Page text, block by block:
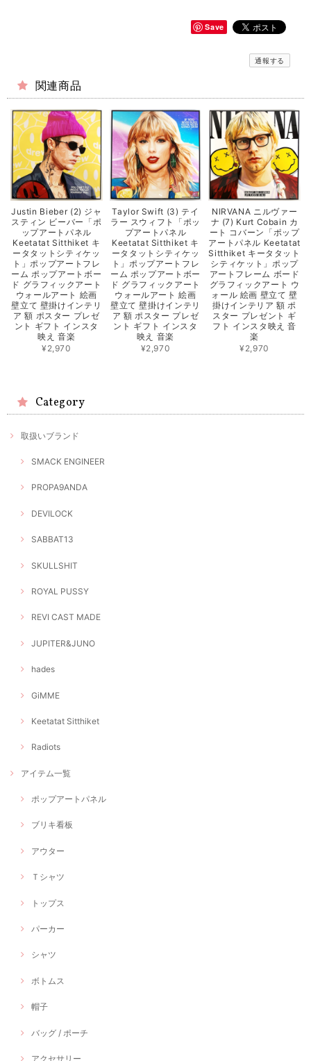
Save
通報する
関連商品
Justin Bieber (2) ジャ
スティン ビーバー「ポ
ップアートパネル
Keetatat Sitthiket キ
ータタットシティケッ
ト」ポップアートフレ
ーム ポップアートボー
ド グラフィックアート
ウォールアート 絵画
壁立て 壁掛けインテリ
ア 額 ポスター プレゼ
ント ギフト インスタ
映え 音楽
¥2,970
Taylor Swift (3) テイ
ラー スウィフト「ポッ
プアートパネル
Keetatat Sitthiket キ
ータタットシティケッ
ト」ポップアートフレ
ーム ポップアートボー
ド グラフィックアート
ウォールアート 絵画
壁立て 壁掛けインテリ
ア 額 ポスター プレゼ
ント ギフト インスタ
映え 音楽
¥2,970
NIRVANA ニルヴァー
ナ (7) Kurt Cobain カ
ート コバーン「ポップ
アートパネル Keetatat
Sitthiket キータタット
シティケット」ポップ
アートフレーム ボード
グラフィックアート ウ
ォール 絵画 壁立て 壁
掛けインテリア 額 ポ
スター プレゼント ギ
フト インスタ映え 音
楽
¥2,970
Category
取扱いブランド
SMACK ENGINEER
PROPA9ANDA
DEVILOCK
SABBAT13
SKULLSHIT
ROYAL PUSSY
REVI CAST MADE
JUPITER&JUNO
hades
GiMME
Keetatat Sitthiket
Radiots
アイテム一覧
ポップアートパネル
ブリキ看板
アウター
Ｔシャツ
トップス
パーカー
シャツ
ボトムス
帽子
バッグ / ポーチ
アクセサリー